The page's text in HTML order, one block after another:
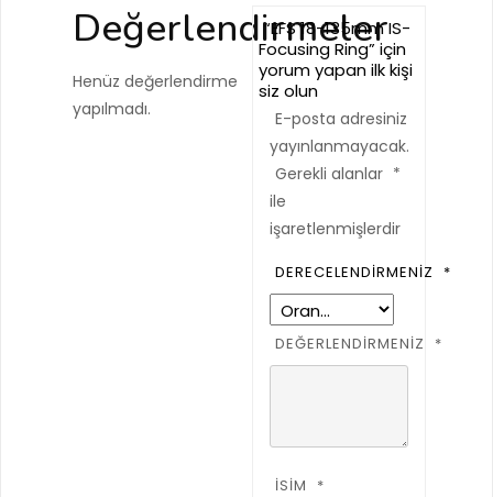
Değerlendirmeler
Henüz değerlendirme
yapılmadı.
“EFS 18-135mm IS-
Focusing Ring” için
yorum yapan ilk kişi
siz olun
E-posta adresiniz
yayınlanmayacak.
Gerekli alanlar *
ile
işaretlenmişlerdir
DERECELENDIRMENIZ *
DEĞERLENDIRMENIZ *
İSIM *